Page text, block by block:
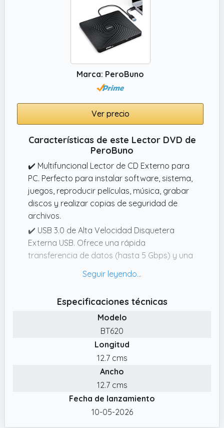
✔️ Compatibilidad total. ¡Este lector de CD
externo es extremadamente compatible!
Funciona a la perfección con Windows
XP/7/8/10/11, Vista, Mac OS, MacBook Air y
MacBook Pro, así como en laptops y
Marca: PeroBuno
Ver precio
Características de este Lector DVD de
PeroBuno
✔️ Multifuncional Lector de CD Externo para
PC. Perfecto para instalar software, sistema,
juegos, reproducir películas, música, grabar
discos y realizar copias de seguridad de
archivos.
✔️ USB 3.0 de Alta Velocidad Disquetera
Externa USB. Ofrece una rápida
transferencia de datos (hasta 5 Gbps) y una
(retrocompatible con USB 2.0).
PeroBuno grabadora cd externa se prueban
rigurosamente antes del envío para
garantizar su óptimo estado.
✔️ Plug & Play Lector DVD Externo para PC .
No necesita alimentación externa ni
✔️ Amplia Compatibilidad Lector Grabador
CD DVD Externo. El cd externo para portatil
es compatible con Windows
Especificaciones técnicas
Modelo
BT620
Longitud
12.7 cms
Ancho
12.7 cms
Fecha de lanzamiento
10-05-2026